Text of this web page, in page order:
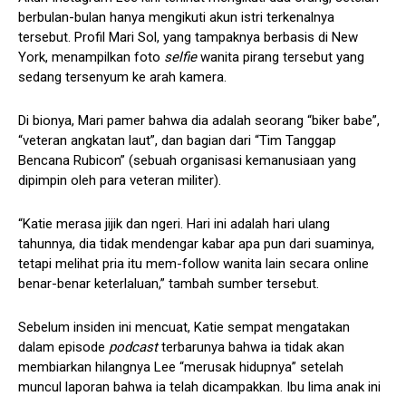
berbulan-bulan hanya mengikuti akun istri terkenalnya
tersebut. Profil Mari Sol, yang tampaknya berbasis di New
York, menampilkan foto selfiewanita pirang tersebut yang
sedang tersenyum ke arah kamera.
Di bionya, Mari pamer bahwa dia adalah seorang “biker babe”,
“veteran angkatan laut”, dan bagian dari “Tim Tanggap
Bencana Rubicon” (sebuah organisasi kemanusiaan yang
dipimpin oleh para veteran militer).
“Katie merasa jijik dan ngeri. Hari ini adalah hari ulang
tahunnya, dia tidak mendengar kabar apa pun dari suaminya,
tetapi melihat pria itu mem-follow wanita lain secara online
benar-benar keterlaluan,” tambah sumber tersebut.
Sebelum insiden ini mencuat, Katie sempat mengatakan
dalam episode podcastterbarunya bahwa ia tidak akan
membiarkan hilangnya Lee “merusak hidupnya” setelah
muncul laporan bahwa ia telah dicampakkan. Ibu lima anak ini